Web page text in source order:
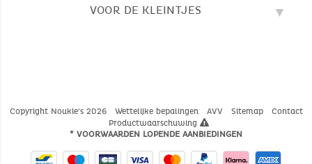
AVV
ONS VERHAAL
BORDUURWERK
VOOR DE KLEINTJES
Copyright Noukie's 2026 Wettelijke bepalingen AVV Sitemap
Contact
Productwaarschuwing
* VOORWAARDEN LOPENDE AANBIEDINGEN